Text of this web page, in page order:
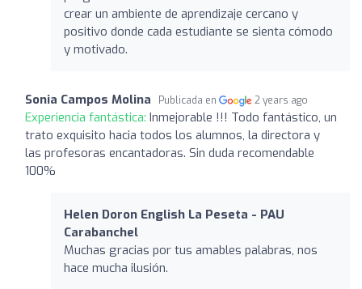
crear un ambiente de aprendizaje cercano y
positivo donde cada estudiante se sienta cómodo
y motivado.
Sonia Campos Molina Publicada en 2 years ago
Experiencia fantástica: Inmejorable !!! Todo fantástico, un
trato exquisito hacia todos los alumnos, la directora y
las profesoras encantadoras. Sin duda recomendable
100%
Helen Doron English La Peseta - PAU
Carabanchel
Muchas gracias por tus amables palabras, nos
hace mucha ilusión.